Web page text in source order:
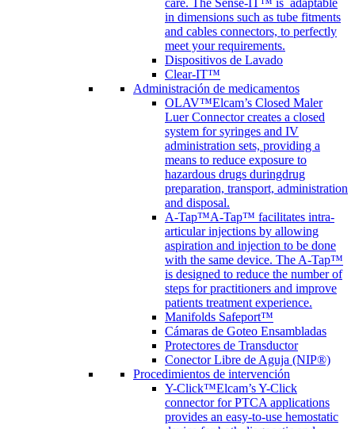
care. The Sense-IT™ is adaptable
in dimensions such as tube fitments
and cables connectors, to perfectly
meet your requirements.
Dispositivos de Lavado
Clear-IT™
Administración de medicamentos
OLAV™Elcam’s Closed Maler
Luer Connector creates a closed
system for syringes and IV
administration sets, providing a
means to reduce exposure to
hazardous drugs duringdrug
preparation, transport, administration
and disposal.
A-Tap™A-Tap™ facilitates intra-
articular injections by allowing
aspiration and injection to be done
with the same device. The A-Tap™
is designed to reduce the number of
steps for practitioners and improve
patients treatment experience.
Manifolds Safeport™
Cámaras de Goteo Ensambladas
Protectores de Transductor
Conector Libre de Aguja (NIP®)
Procedimientos de intervención
Y-Click™Elcam’s Y-Click
connector for PTCA applications
provides an easy-to-use hemostatic